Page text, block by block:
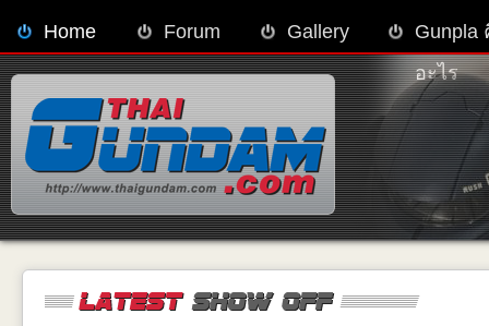
Home Forum Gallery
Gunpla
อะไร